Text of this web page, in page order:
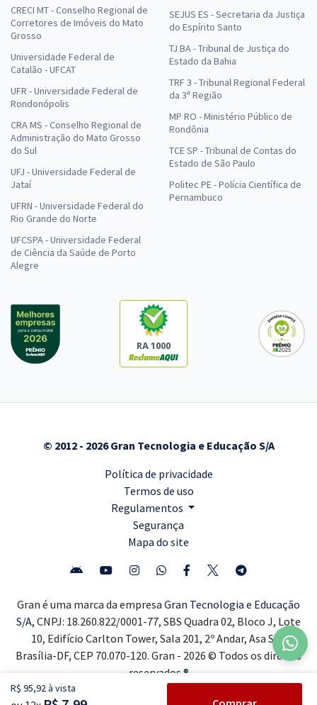
R$ 95,92 à vista
CRECI MT - Conselho Regional de
Corretores de Imóveis do Mato
Grosso
Universidade Federal de
Catalão - UFCAT
UFR - Universidade Federal de
Rondonópolis
CRA MS - Conselho Regional de
Administração do Mato Grosso
do Sul
UFJ - Universidade Federal de
Jataí
UFRN - Universidade Federal do
Rio Grande do Norte
UFCSPA - Universidade Federal
de Ciência da Saúde de Porto
Alegre
SEJUS ES - Secretaria da Justiça
do Espírito Santo
TJ BA - Tribunal de Justiça do
Estado da Bahia
TRF 3 - Tribunal Regional Federal
da 3ª Região
MP RO - Ministério Público de
Rondônia
TCE SP - Tribunal de Contas do
Estado de São Paulo
Politec PE - Polícia Científica de
Pernambuco
RA 1000
© 2012 - 2026 Gran Tecnologia e Educação S/A
Política de privacidade
Termos de uso
Regulamentos
Segurança
Mapa do site
Gran é uma marca da empresa Gran Tecnologia e Educação
S/A, CNPJ: 18.260.822/0001-77, SBS Quadra 02, Bloco J, Lote
10, Edifício Carlton Tower, Sala 201, 2º Andar, Asa Sul,
Brasília-DF, CEP 70.070-120. Gran - 2026 © Todos os direitos
reservados ®